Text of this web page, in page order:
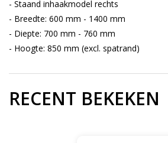
- Staand inhaakmodel rechts
- Breedte: 600 mm - 1400 mm
- Diepte: 700 mm - 760 mm
- Hoogte: 850 mm (excl. spatrand)
RECENT BEKEKEN